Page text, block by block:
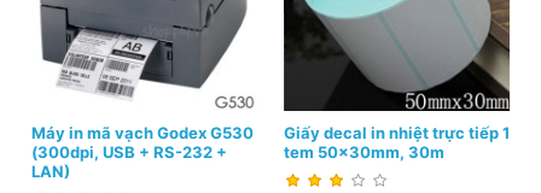
Máy in mã vạch Godex G530
(300dpi, USB + RS-232 +
LAN)
Giấy decal in nhiệt trực tiếp 1
tem 50x30mm, 30m